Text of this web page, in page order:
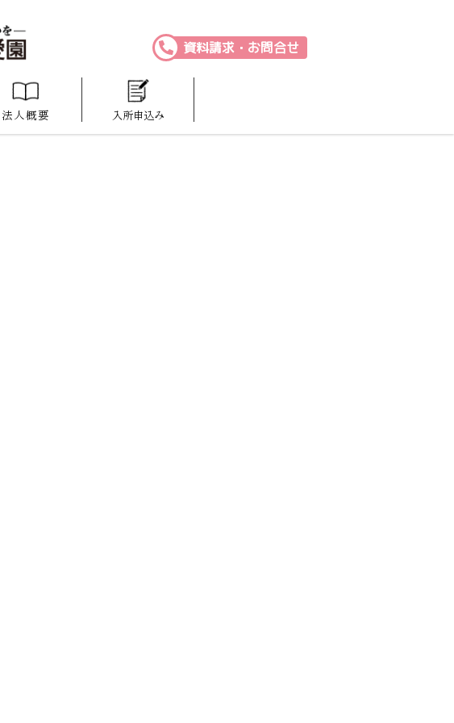
法人概要 入所申込み
資料請求・お問合せ